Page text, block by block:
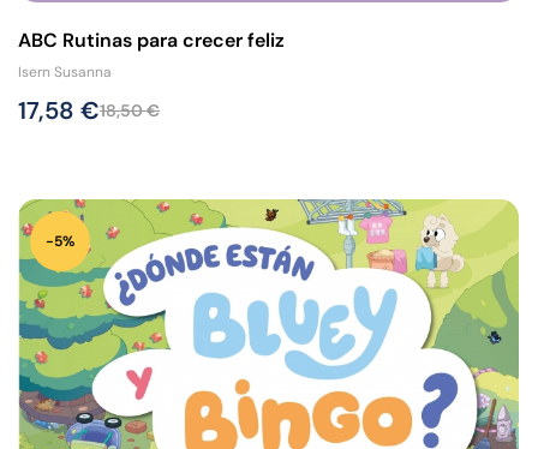
ABC Rutinas para crecer feliz
Isern Susanna
18,50€
17,58 €
-5%